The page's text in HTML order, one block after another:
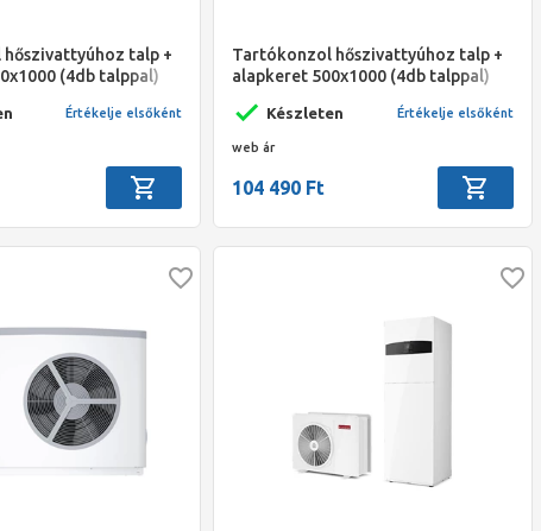
talp +
(4db talppal)
Értékelje elsőként
Tartókonzol hőszivattyúhoz talp +
alapkeret 500x1000 (4db talppal)
hőszivattyúk-hoz
Készleten Értékelje elsőként
web ár
104 490 Ft